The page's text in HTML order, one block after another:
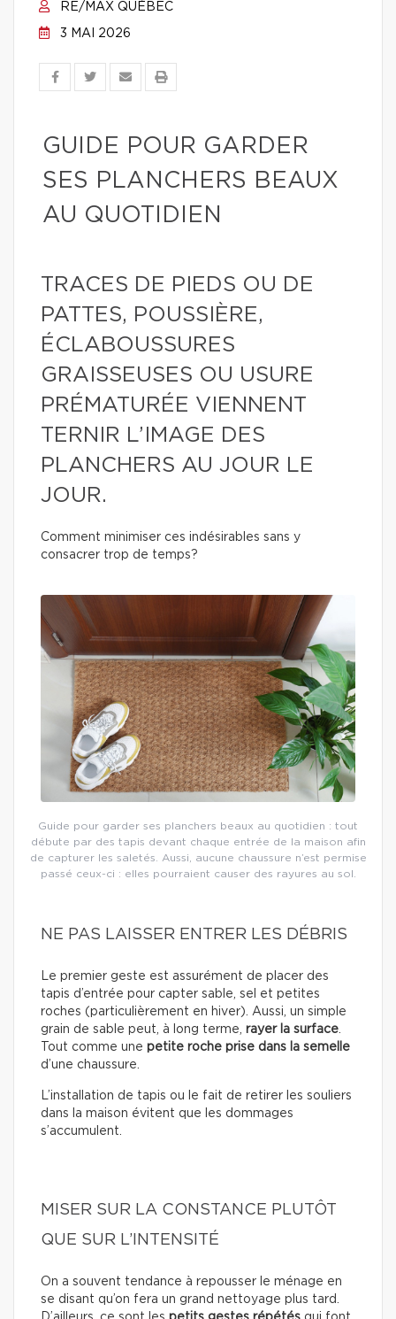
RE/MAX QUÉBEC
3 MAI 2026
GUIDE POUR GARDER
SES PLANCHERS BEAUX
AU QUOTIDIEN
TRACES DE PIEDS OU DE
PATTES, POUSSIÈRE,
ÉCLABOUSSURES
GRAISSEUSES OU USURE
PRÉMATURÉE VIENNENT
TERNIR L’IMAGE DES
PLANCHERS AU JOUR LE
JOUR.
Comment minimiser ces indésirables sans y
consacrer trop de temps?
Guide pour garder ses planchers beaux au quotidien : tout
débute par des tapis devant chaque entrée de la maison afin
de capturer les saletés. Aussi, aucune chaussure n’est permise
passé ceux-ci : elles pourraient causer des rayures au sol.
NE PAS LAISSER ENTRER LES DÉBRIS
Le premier geste est assurément de placer des
tapis d’entrée pour capter sable, sel et petites
roches (particulièrement en hiver). Aussi, un simple
grain de sable peut, à long terme, rayer la surface
Tout comme une petite roche prise dans la semelle
d’une chaussure.
L’installation de tapis ou le fait de retirer les souliers
dans la maison évitent que les dommages
s’accumulent.
MISER SUR LA CONSTANCE PLUTÔT
QUE SUR L’INTENSITÉ
On a souvent tendance à repousser le ménage en
se disant qu’on fera un grand nettoyage plus tard.